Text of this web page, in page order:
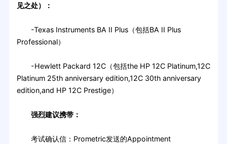
见之处）：
-Texas Instruments BA II Plus（包括BA II Plus
Professional）
-Hewlett Packard 12C（包括the HP 12C Platinum,12C
Platinum 25th anniversary edition,12C 30th anniversary
edition,and HP 12C Prestige）
强烈建议携带：
考试确认信：Prometric发送的Appointment